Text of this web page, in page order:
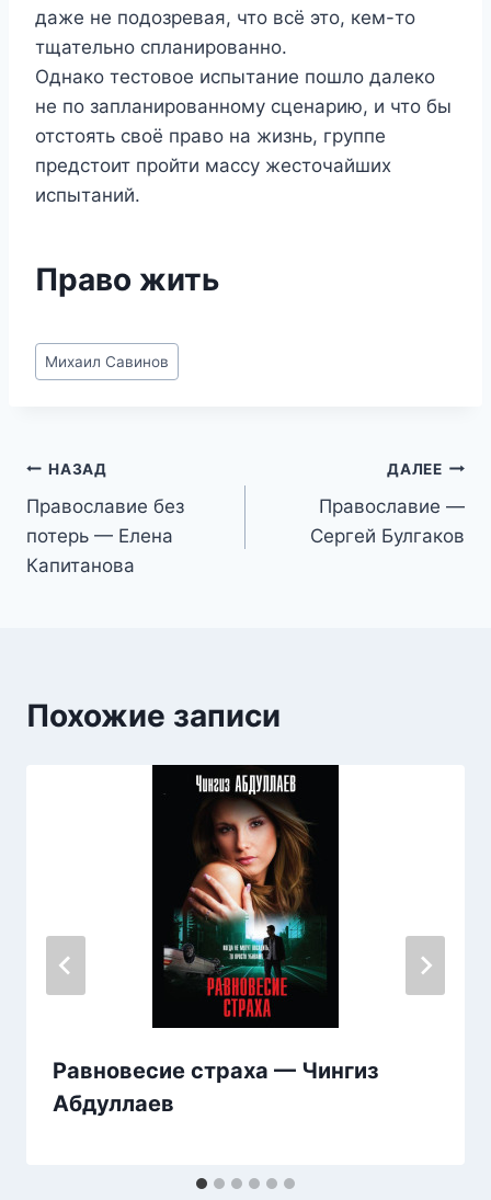
даже не подозревая, что всё это, кем-то
тщательно спланированно.
Однако тестовое испытание пошло далеко
не по запланированному сценарию, и что бы
отстоять своё право на жизнь, группе
предстоит пройти массу жесточайших
испытаний.
Право жить
Метки
записи:
Михаил Савинов
Навигация
по
записям
НАЗАД
Православие без
потерь — Елена
Капитанова
ДАЛЕЕ
Православие —
Сергей Булгаков
Похожие записи
Равновесие страха — Чингиз
Абдуллаев